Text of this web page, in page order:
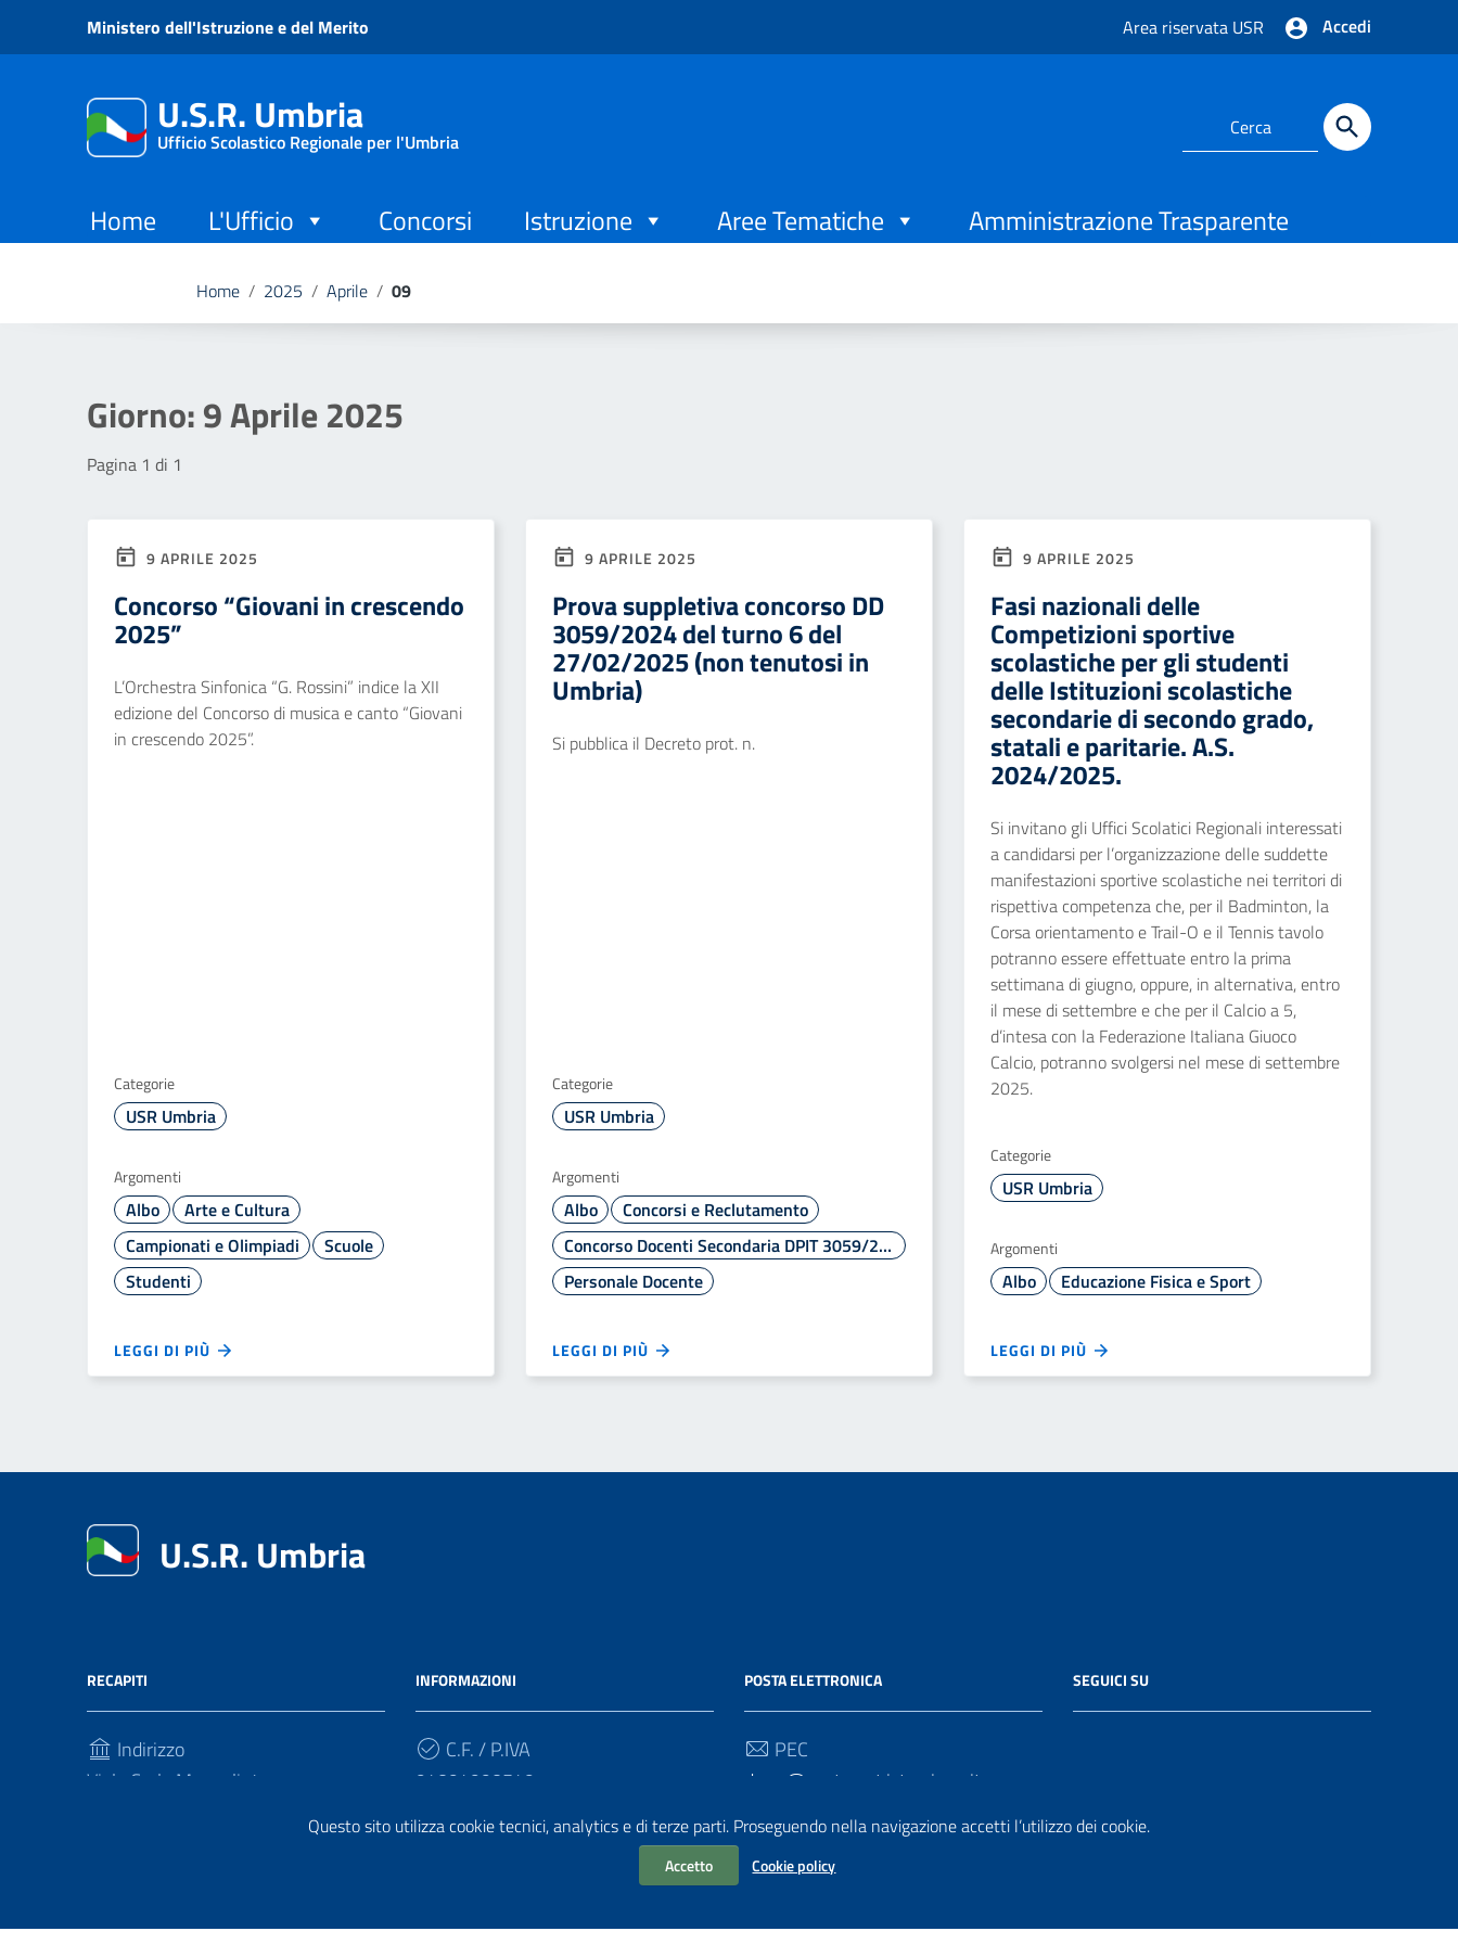
Questo sito utilizza cookie tecnici, analytics e di terze parti. Proseguendo nella navigazione accetti l’utilizzo dei cookie.
Accetto Cookie policy
Vai ai contenuti
Vai al menu di navigazione
Ministero dell'Istruzione e del Merito Area riservata USR Accedi
U.S.R. Umbria
Ufficio Scolastico Regionale per l'Umbria
Home L'Ufficio Concorsi Istruzione Aree Tematiche Amministrazione Trasparente
Home / 2025 / Aprile / 09
Giorno:9 Aprile 2025
Pagina 1 di 1
9 APRILE 2025
Concorso “Giovani in crescendo
2025”
L’Orchestra Sinfonica “G. Rossini” indice la XII
edizione del Concorso di musica e canto “Giovani
in crescendo 2025”.
Categorie
USR Umbria
Argomenti
Albo
Arte e Cultura
Campionati e Olimpiadi
Scuole
Studenti
LEGGI DI PIÙ
9 APRILE 2025
Prova suppletiva concorso DD
3059/2024 del turno 6 del
27/02/2025 (non tenutosi in
Umbria)
Si pubblica il Decreto prot. n.
Categorie
USR Umbria
Argomenti
Albo
Concorsi e Reclutamento
Concorso Docenti Secondaria DPIT 3059/2024
Personale Docente
LEGGI DI PIÙ
9 APRILE 2025
Fasi nazionali delle
Competizioni sportive
scolastiche per gli studenti
delle Istituzioni scolastiche
secondarie di secondo grado,
statali e paritarie. A.S.
2024/2025.
Si invitano gli Uffici Scolatici Regionali interessati
a candidarsi per l’organizzazione delle suddette
manifestazioni sportive scolastiche nei territori di
rispettiva competenza che, per il Badminton, la
Corsa orientamento e Trail-O e il Tennis tavolo
potranno essere effettuate entro la prima
settimana di giugno, oppure, in alternativa, entro
il mese di settembre e che per il Calcio a 5,
d’intesa con la Federazione Italiana Giuoco
Calcio, potranno svolgersi nel mese di settembre
2025.
Categorie
USR Umbria
Argomenti
Albo Educazione Fisica e Sport
LEGGI DI PIÙ
U.S.R. Umbria
RECAPITI
Indirizzo
Viale Carlo Manuali, 4
INFORMAZIONI
C.F. / P.IVA
94094990549
Cod. Univoco
POSTA ELETTRONICA
PEC
drum@postacert.istruzione.it
Email
direzione-umbria@istruzione.it
SEGUICI SU